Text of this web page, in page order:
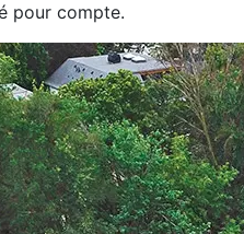
pour compte.